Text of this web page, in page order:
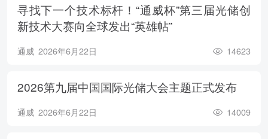
寻找下一个技术标杆！“通威杯”第三届光储创
新技术大赛向全球发出“英雄帖”
通威 2026年6月22日 14623
2026第九届中国国际光储大会主题正式发布
通威 2026年6月22日 14009